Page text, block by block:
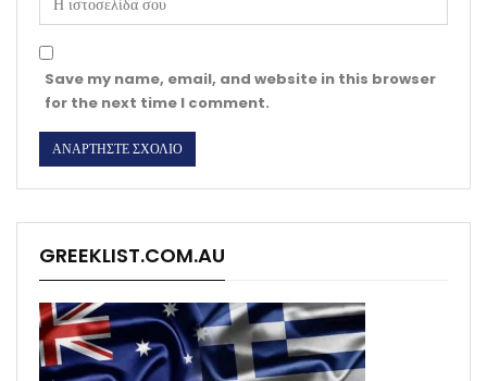
Save my name, email, and website in this browser
for the next time I comment.
GREEKLIST.COM.AU